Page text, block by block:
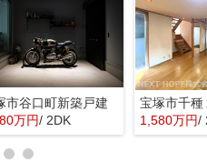
市谷口町新築戸建
万円/ 2DK 1,580万円/